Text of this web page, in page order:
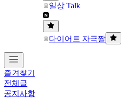
일상 Talk
다이어트 자극짤
즐겨찾기
전체글
공지사항